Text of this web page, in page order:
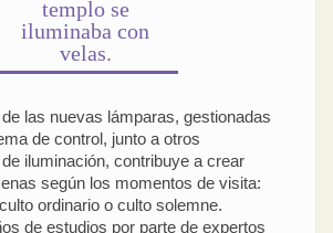
templo se
iluminaba con
velas.
las nuevas lámparas, gestionadas
de control, junto a otros
iluminación, contribuye a crear
según los momentos de visita:
ordinario o culto solemne.
de estudios por parte de expertos